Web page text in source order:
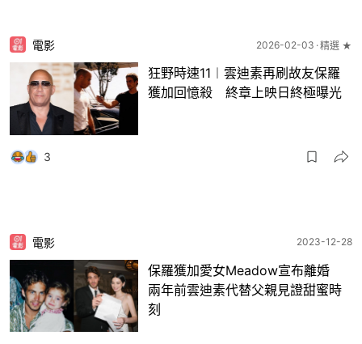
電影 2026-02-03 精選 ★
狂野時速11︱雲迪素再刷故友保羅
獲加回憶殺 終章上映日終極曝光
3
電影 2023-12-28
保羅獲加愛女Meadow宣布離婚
兩年前雲迪素代替父親見證甜蜜時
刻